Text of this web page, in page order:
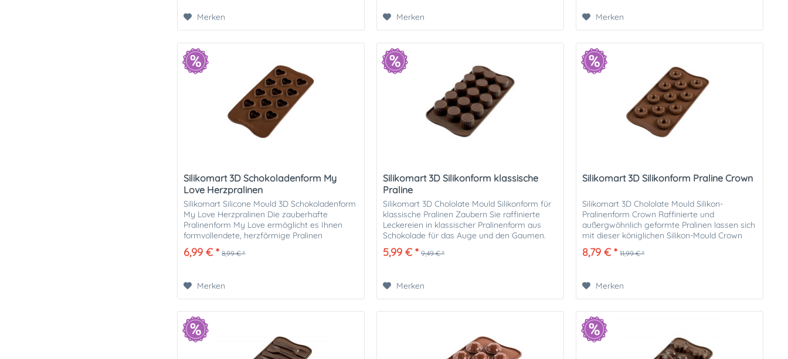
Merken Merken Merken
Silikomart 3D Schokoladenform My
Love Herzpralinen
Silikomart Silicone Mould 3D Schokoladenform
My Love Herzpralinen Die zauberhafte
Pralinenform My Love ermöglicht es Ihnen
formvollendete, herzförmige Pralinen
herzustellen. Die Mould von...
6,99 € * 8,99 € *
Merken
Silikomart 3D Silikonform klassische
Praline
Silikomart 3D Chololate Mould Silikonform für
klassische Pralinen Zaubern Sie raffinierte
Leckereien in klassischer Pralinenform aus
Schokolade für das Auge und den Gaumen.
Sie können die einzelnen...
5,99 € * 9,49 € *
Merken
Silikomart 3D Silikonform Praline Crown
Silikomart 3D Chololate Mould Silikon-
Pralinenform Crown Raffinierte und
außergwöhnlich geformte Pralinen lassen sich
mit dieser königlichen Silikon-Mould Crown
herstellen! Sie können die einzelnen...
8,79 € * 11,99 € *
Merken